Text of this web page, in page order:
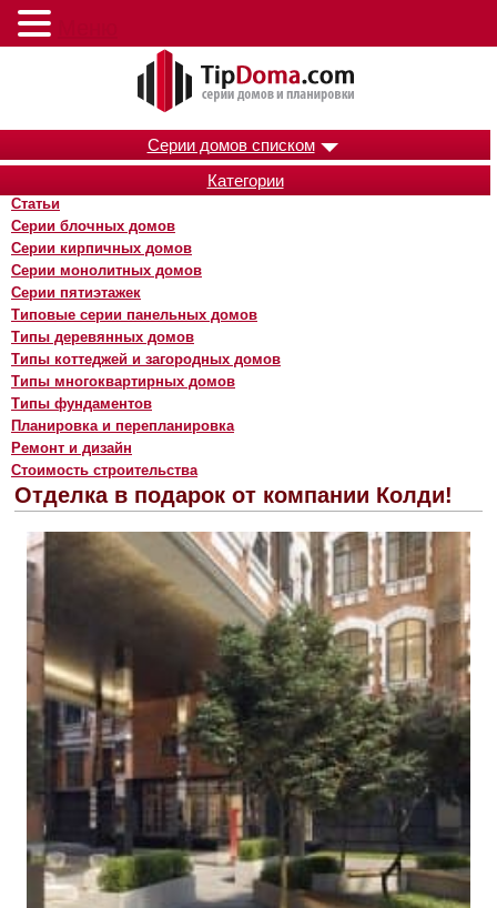
Серии домов списком
Категории
Статьи
Серии блочных домов
Серии кирпичных домов
Серии монолитных домов
Серии пятиэтажек
Типовые серии панельных домов
Типы деревянных домов
Типы коттеджей и загородных домов
Типы многоквартирных домов
Типы фундаментов
Планировка и перепланировка
Ремонт и дизайн
Стоимость строительства
Отделка в подарок от компании Колди!